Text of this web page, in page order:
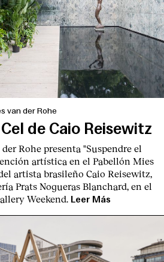
van der Rohe
de Caio Reisewitz
Rohe presenta "Suspendre el
artística en el Pabellón Mies
artista brasileño Caio Reisewitz,
Prats Nogueras Blanchard, en el
Weekend.
Leer Más